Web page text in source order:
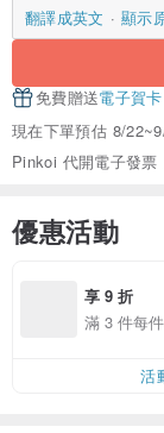
翻譯成英文
顯示
免費贈送電子賀卡
現在下單預估 8/
Pinkoi 代開電子發票
優惠活動
享 9 折
滿 3 件每
活